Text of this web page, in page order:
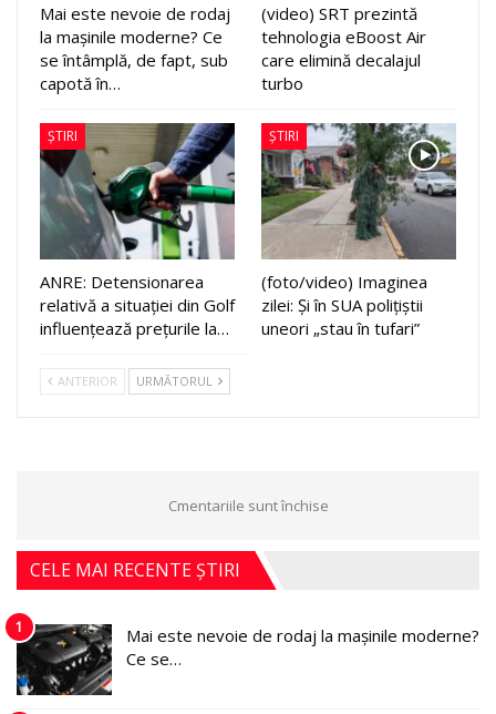
Mai este nevoie de rodaj
la mașinile moderne? Ce
se întâmplă, de fapt, sub
capotă în…
(video) SRT prezintă
tehnologia eBoost Air
care elimină decalajul
turbo
ȘTIRI
ANRE: Detensionarea
relativă a situației din Golf
influențează prețurile la…
ȘTIRI
(foto/video) Imaginea
zilei: Și în SUA polițiștii
uneori „stau în tufari”
ANTERIOR URMĂTORUL
Cmentariile sunt închise
CELE MAI RECENTE ȘTIRI
1
Mai este nevoie de rodaj la mașinile moderne?
Ce se…